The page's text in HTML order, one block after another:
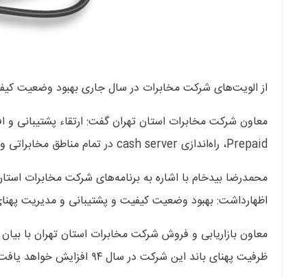
از الویت‌های شرکت مخابرات در سال جاری بهبود وضعیت
Prepaid، راه‌اندازی cash server در تمام مناطق مخابراتی و ارائه قرارداد SLA‌ به مشترکان امسال در دستور کار است.
اظهارداشت: بهبود وضعیت کیفیت و پشتیبانی و مدیریت
ظرفیت پهنای باند این شرکت در سال ۹۴ افزایش خواهد یافت.